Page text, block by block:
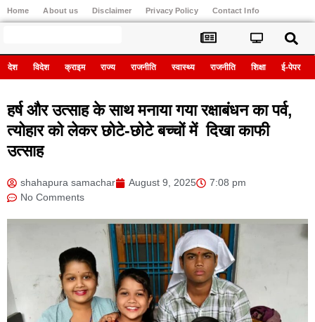
Home About us Disclaimer Privacy Policy Contact Info
देश विदेश क्राइम राज्य राजनीति स्वास्थ्य राजनीति शिक्षा ई-पेपर
हर्ष और उत्साह के साथ मनाया गया रक्षाबंधन का पर्व,
त्योहार को लेकर छोटे-छोटे बच्चों में दिखा काफी
उत्साह
shahapura samachar August 9, 2025
7:08 pm
No Comments